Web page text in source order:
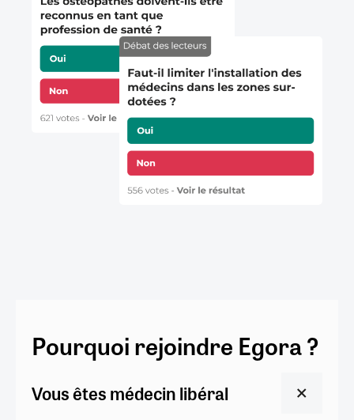
Pourquoi rejoindre Egora ?
Vous êtes médecin libéral